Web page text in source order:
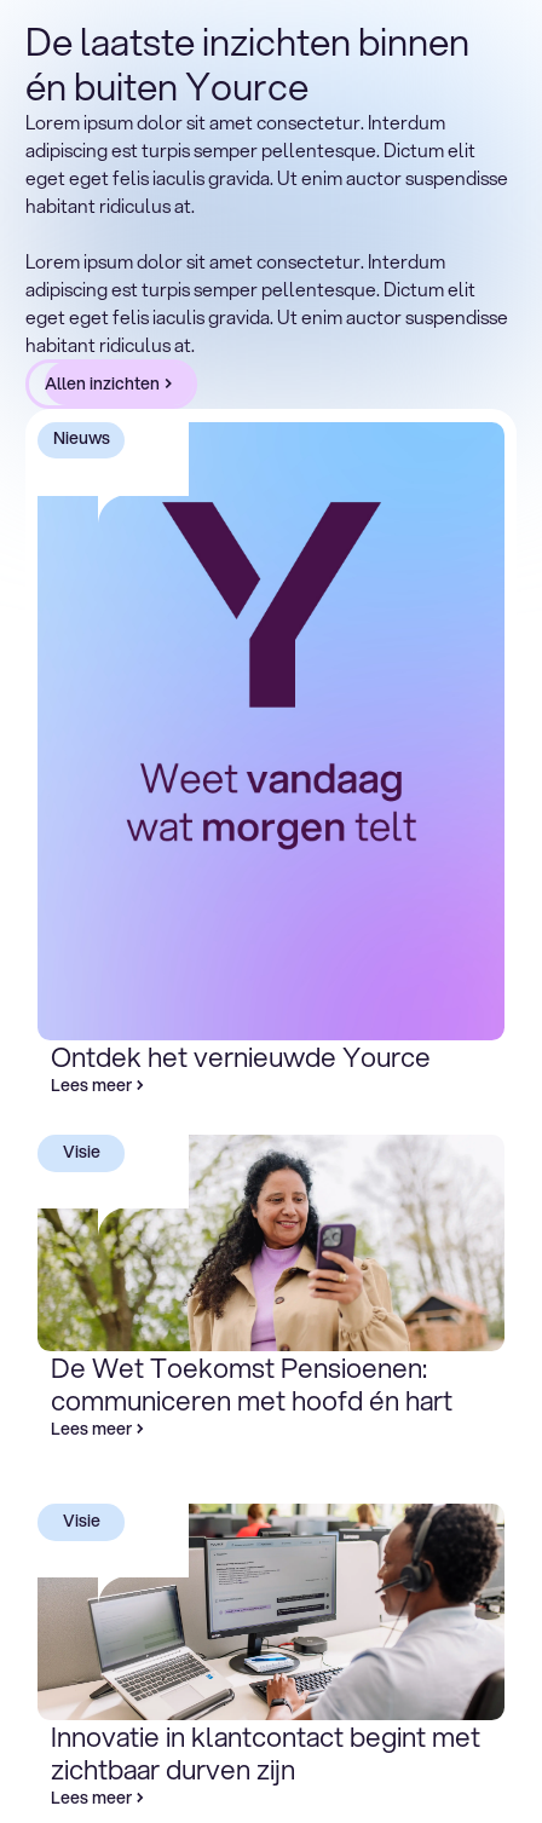
Terug naar sectoren
Heading
Lorem ipsum dolor sit amet, consectetur adipiscing elit.
Suspendisse varius enim in eros elementum tristique.
Duis cursus, mi quis viverra ornare, eros dolor interdum
nulla, ut commodo diam libero vitae erat. Aenean
faucibus nibh et justo cursus id rutrum lorem imperdiet.
Nunc ut sem vitae risus tristique posuere.
De laatste inzichten binnen
én buiten Yource
Lorem ipsum dolor sit amet consectetur. Interdum
adipiscing est turpis semper pellentesque. Dictum elit
eget eget felis iaculis gravida. Ut enim auctor suspendisse
habitant ridiculus at.
Lorem ipsum dolor sit amet consectetur. Interdum
adipiscing est turpis semper pellentesque. Dictum elit
eget eget felis iaculis gravida. Ut enim auctor suspendisse
habitant ridiculus at.
Allen inzichten
Nieuws
Ontdek het vernieuwde Yource
Lees meer
Visie
De Wet Toekomst Pensioenen:
communiceren met hoofd én hart
Lees meer
Visie
Innovatie in klantcontact begint met
zichtbaar durven zijn
Lees meer